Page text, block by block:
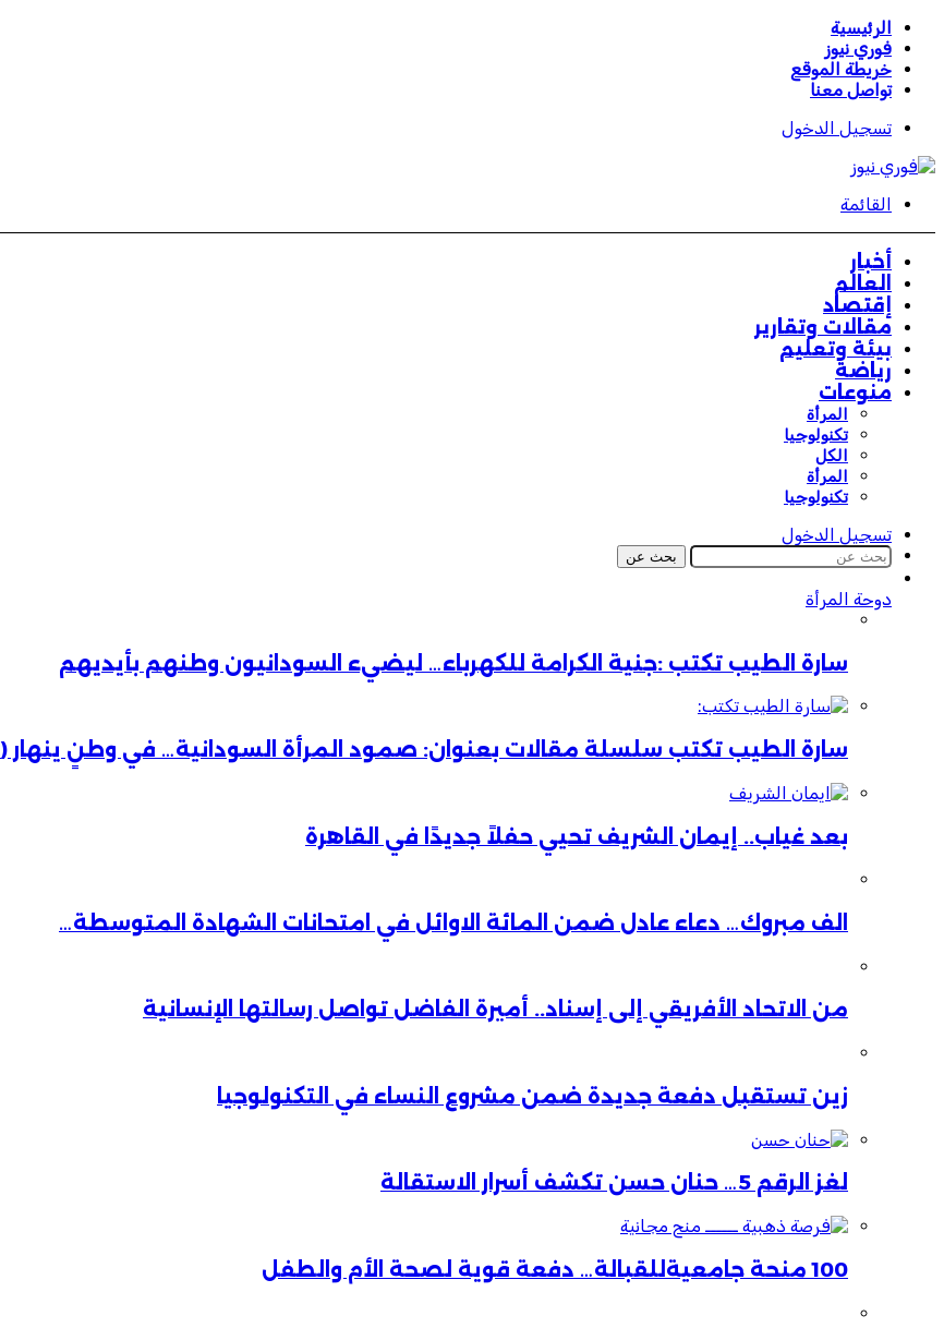
الرئيسية
فوري نيوز
خريطة الموقع
تواصل معنا
تسجيل الدخول
القائمة
أخبار
العالم
إقتصاد
مقالات وتقارير
بيئة وتعليم
رياضة
منوعات
المرأة
تكنولوجيا
الكل
المرأة
تكنولوجيا
تسجيل الدخول
بحث عن
دوحة المرأة
سارة الطيب تكتب :جنية الكرامة للكهرباء… ليضيء السودانيون وطنهم بأيديهم
سارة الطيب تكتب سلسلة مقالات بعنوان: صمود المرأة السودانية… في وطنٍ ينهار (2)
بعد غياب.. إيمان الشريف تحيي حفلاً جديدًا في القاهرة
الف مبروك… دعاء عادل ضمن المائة الاوائل في امتحانات الشهادة المتوسطة…
من الاتحاد الأفريقي إلى إسناد.. أميرة الفاضل تواصل رسالتها الإنسانية
زين تستقبل دفعة جديدة ضمن مشروع النساء في التكنولوجيا
لغز الرقم 5… حنان حسن تكشف أسرار الاستقالة
100 منحة جامعيةللقبالة… دفعة قوية لصحة الأم والطفل